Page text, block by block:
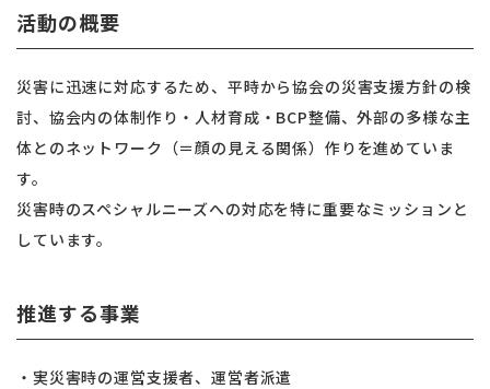
活動の概要
災害に迅速に対応するため、平時から協会の災害支援方針の検
討、協会内の体制作り・人材育成・BCP整備、外部の多様な主
体とのネットワーク（＝顔の見える関係）作りを進めていま
す。
災害時のスペシャルニーズへの対応を特に重要なミッションと
しています。
推進する事業
・実災害時の運営支援者、運営者派遣